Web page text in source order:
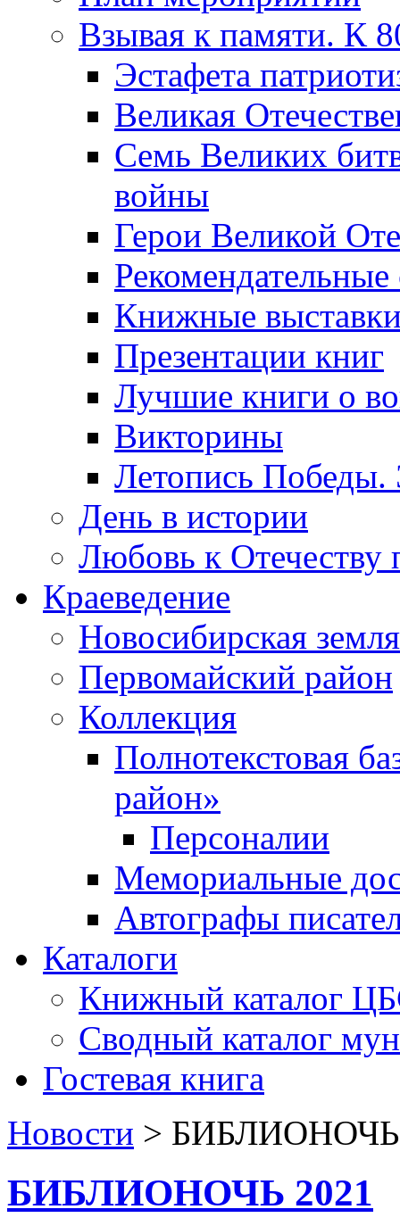
Взывая к памяти. К
Эcтафета
Великая
Семь Великих
войны
Герои Великой
Рекомендательные
Книжные
Презентации книг
Лучшие книги о
Викторины
Летопись Победы.
День в истории
Любовь к Отечеству
Краеведение
Новосибирская земля
Первомайский район
Коллекция
Полнотекстовая
район»
Персоналии
Мемориальные
Автографы
Каталоги
Книжный каталог
Сводный каталог
Гостевая книга
Новости > БИБЛИОНОЧЬ
БИБЛИОНОЧЬ 2021